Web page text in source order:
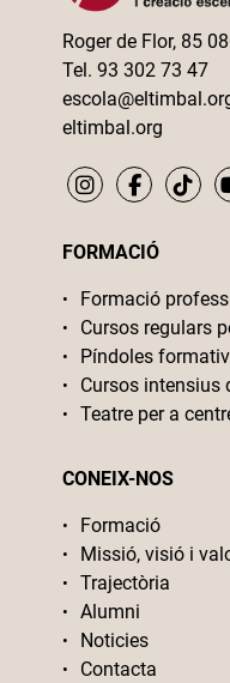
Roger de Flor, 85
Tel. 93 302 73 47
eltimbal.org
FORMACIÓ
Formació
Cursos regulars
Píndoles
Cursos intensius
Teatre per a
CONEIX-NOS
Formació
Missió, visió i
Trajectòria
Alumni
Noticies
Contacta